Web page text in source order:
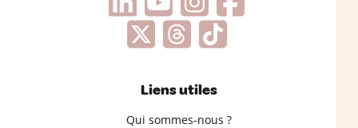
Liens utiles
Qui sommes-nous ?